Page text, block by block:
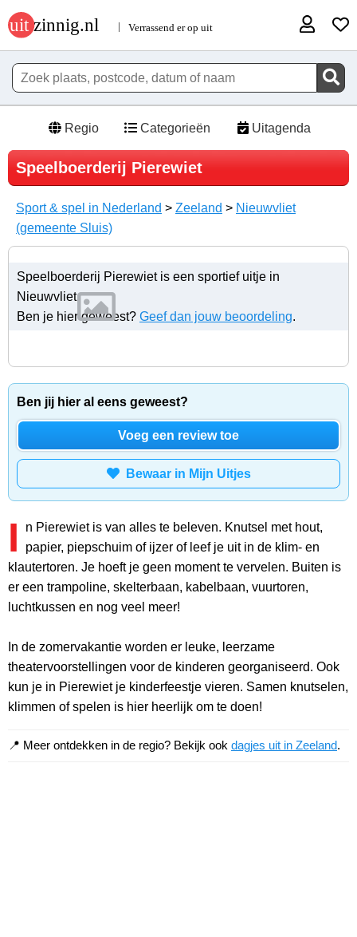
Regio Categorieën Uitagenda
Speelboerderij Pierewiet
Sport & spel in Nederland > Zeeland > Nieuwvliet
(gemeente Sluis)
Speelboerderij Pierewiet is een sportief uitje in
Nieuwvliet.
Ben je hier geweest? Geef dan jouw beoordeling.
Ben jij hier al eens geweest?
Voeg een review toe
Bewaar in Mijn Uitjes
I
n Pierewiet is van alles te beleven. Knutsel met hout,
papier, piepschuim of ijzer of leef je uit in de klim- en
klautertoren. Je hoeft je geen moment te vervelen. Buiten is
er een trampoline, skelterbaan, kabelbaan, vuurtoren,
luchtkussen en nog veel meer!
In de zomervakantie worden er leuke, leerzame
theatervoorstellingen voor de kinderen georganiseerd. Ook
kun je in Pierewiet je kinderfeestje vieren. Samen knutselen,
klimmen of spelen is hier heerlijk om te doen!
📍 Meer ontdekken in de regio? Bekijk ook dagjes uit in Zeeland.